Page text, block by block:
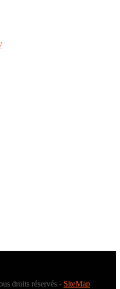
droits réservés - SiteMap